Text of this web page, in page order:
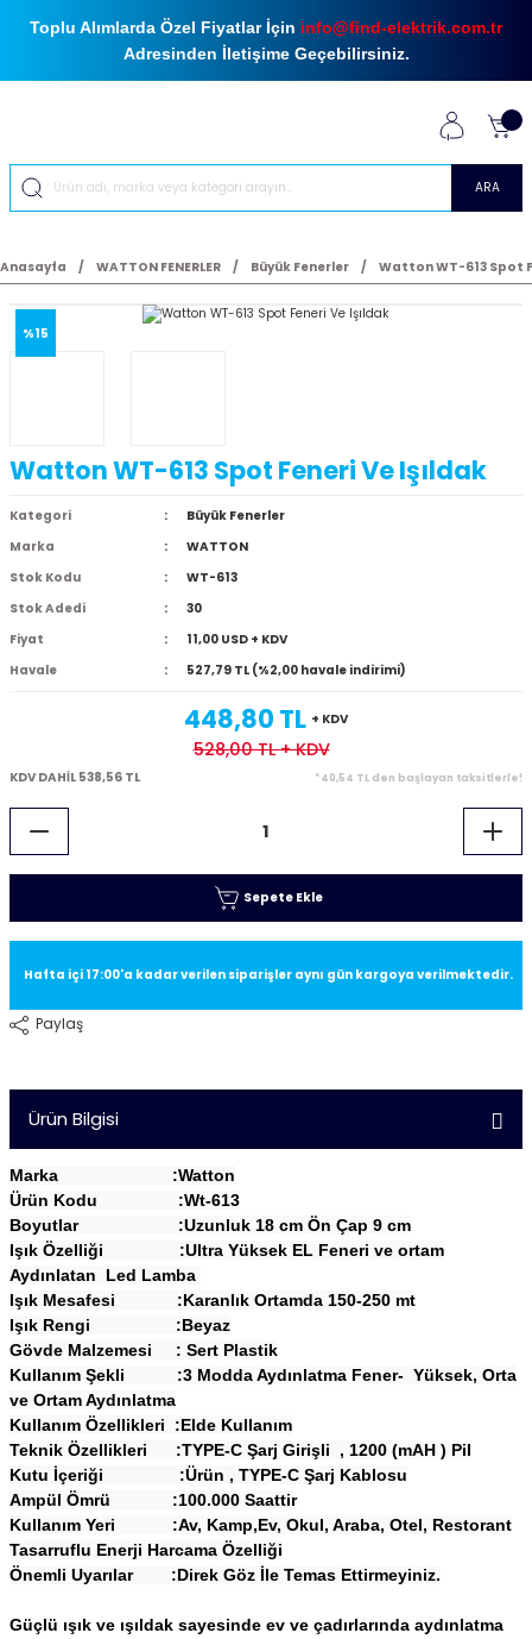
Toplu Alımlarda Özel Fiyatlar İçin info@find-elektrik.com.tr
Adresinden İletişime Geçebilirsiniz.
ARA
Anasayfa WATTON FENERLER Büyük Fenerler Watton WT-613 Spot
%15
Watton WT-613 Spot Feneri Ve Işıldak
Kategori
Büyük Fenerler
Marka
WATTON
Stok Kodu
WT-613
Stok Adedi
30
Fiyat
11,00 USD + KDV
Havale
527,79 TL (%2,00 havale indirimi)
448,80 TL + KDV
528,00 TL+ KDV
KDV DAHİL 538,56 TL *40,54 TL den başlayan taksitlerle!
Sepete Ekle
Hafta içi 17:00'a kadar verilen siparişler aynı gün kargoya verilmektedir.
Paylaş
Ürün Bilgisi
Marka :Watton
Ürün Kodu :Wt-613
Boyutlar :Uzunluk 18 cm Ön Çap 9 cm
Işık Özelliği :Ultra Yüksek EL Feneri ve ortam
Aydınlatan Led Lamba
Işık Mesafesi :Karanlık Ortamda 150-250 mt
Işık Rengi :Beyaz
Gövde Malzemesi : Sert Plastik
Kullanım Şekli :3 Modda Aydınlatma Fener- Yüksek, Orta
ve Ortam Aydınlatma
Kullanım Özellikleri :Elde Kullanım
Teknik Özellikleri :TYPE-C Şarj Girişli , 1200 (mAH ) Pil
Kutu İçeriği :Ürün , TYPE-C Şarj Kablosu
Ampül Ömrü :100.000 Saattir
Kullanım Yeri :Av, Kamp,Ev, Okul, Araba, Otel, Restorant
Tasarruflu Enerji Harcama Özelliği
Önemli Uyarılar :Direk Göz İle Temas Ettirmeyiniz.
Güçlü ışık ve ışıldak sayesinde ev ve çadırlarında aydınlatma